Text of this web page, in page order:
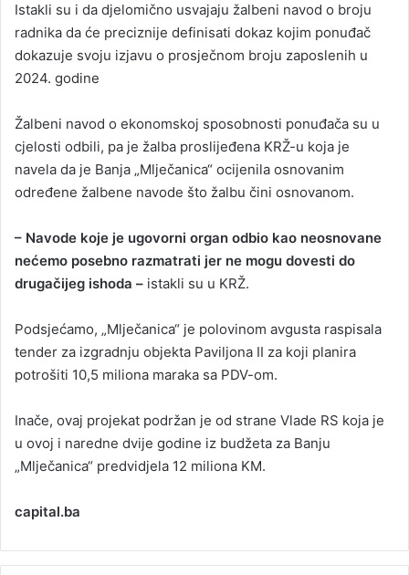
Istakli su i da djelomično usvajaju žalbeni navod o broju
radnika da će preciznije definisati dokaz kojim ponuđač
dokazuje svoju izjavu o prosječnom broju zaposlenih u
2024. godine
Žalbeni navod o ekonomskoj sposobnosti ponuđača su u
cjelosti odbili, pa je žalba proslijeđena KRŽ-u koja je
navela da je Banja „Mlječanica“ ocijenila osnovanim
određene žalbene navode što žalbu čini osnovanom.
– Navode koje je ugovorni organ odbio kao neosnovane
nećemo posebno razmatrati jer ne mogu dovesti do
drugačijeg ishoda – istakli su u KRŽ.
Podsjećamo, „Mlječanica“ je polovinom avgusta raspisala
tender za izgradnju objekta Paviljona II za koji planira
potrošiti 10,5 miliona maraka sa PDV-om.
Inače, ovaj projekat podržan je od strane Vlade RS koja je
u ovoj i naredne dvije godine iz budžeta za Banju
„Mlječanica“ predvidjela 12 miliona KM.
capital.ba